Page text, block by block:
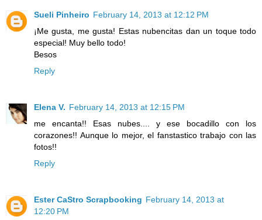
Sueli Pinheiro February 14, 2013 at 12:12 PM
¡Me gusta, me gusta! Estas nubencitas dan un toque todo
especial! Muy bello todo!
Besos
Reply
Elena V. February 14, 2013 at 12:15 PM
me encanta!! Esas nubes.... y ese bocadillo con los
corazones!! Aunque lo mejor, el fanstastico trabajo con las
fotos!!
Reply
Ester CaStro Scrapbooking February 14, 2013 at
12:20 PM